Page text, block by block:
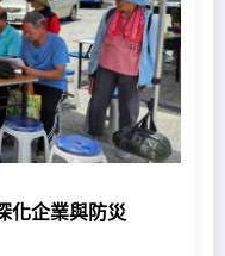
化企業與防災